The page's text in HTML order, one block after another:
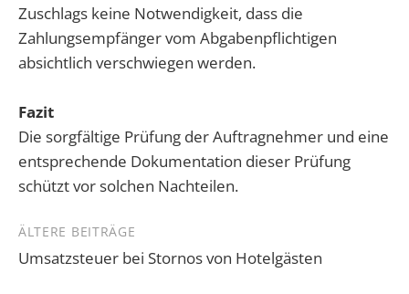
Zuschlags keine Notwendigkeit, dass die
Zahlungsempfänger vom Abgabenpflichtigen
absichtlich verschwiegen werden.
Fazit
Die sorgfältige Prüfung der Auftragnehmer und eine
entsprechende Dokumentation dieser Prüfung
schützt vor solchen Nachteilen.
Beitragsnavigation
ÄLTERE BEITRÄGE
Umsatzsteuer bei Stornos von Hotelgästen